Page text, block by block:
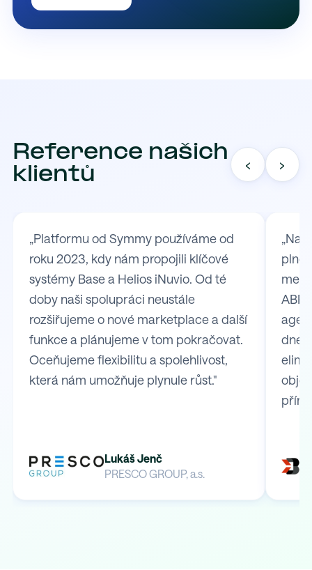
Reference našich
klientů
‹ ›
„Platformu od Symmy používáme od
roku 2023, kdy nám propojili klíčové
systémy Base a Helios iNuvio. Od té
doby naši spolupráci neustále
rozšiřujeme o nové marketplace a další
funkce a plánujeme v tom pokračovat.
Oceňujeme flexibilitu a spolehlivost,
která nám umožňuje plynule růst."
Lukáš Jenč
PRESCO GROUP, a.s.
„Na
plně
mezi
dnes